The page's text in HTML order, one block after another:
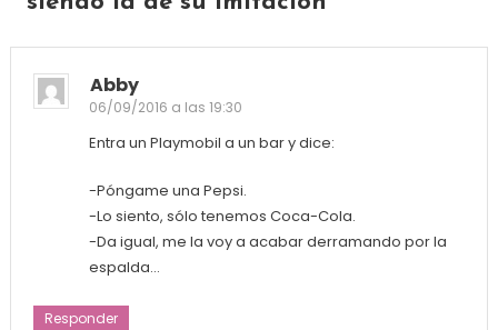
Abby
06/09/2016 a las 19:30
Entra un Playmobil a un bar y dice:
-Póngame una Pepsi.
-Lo siento, sólo tenemos Coca-Cola.
-Da igual, me la voy a acabar derramando por la
espalda…
Responder